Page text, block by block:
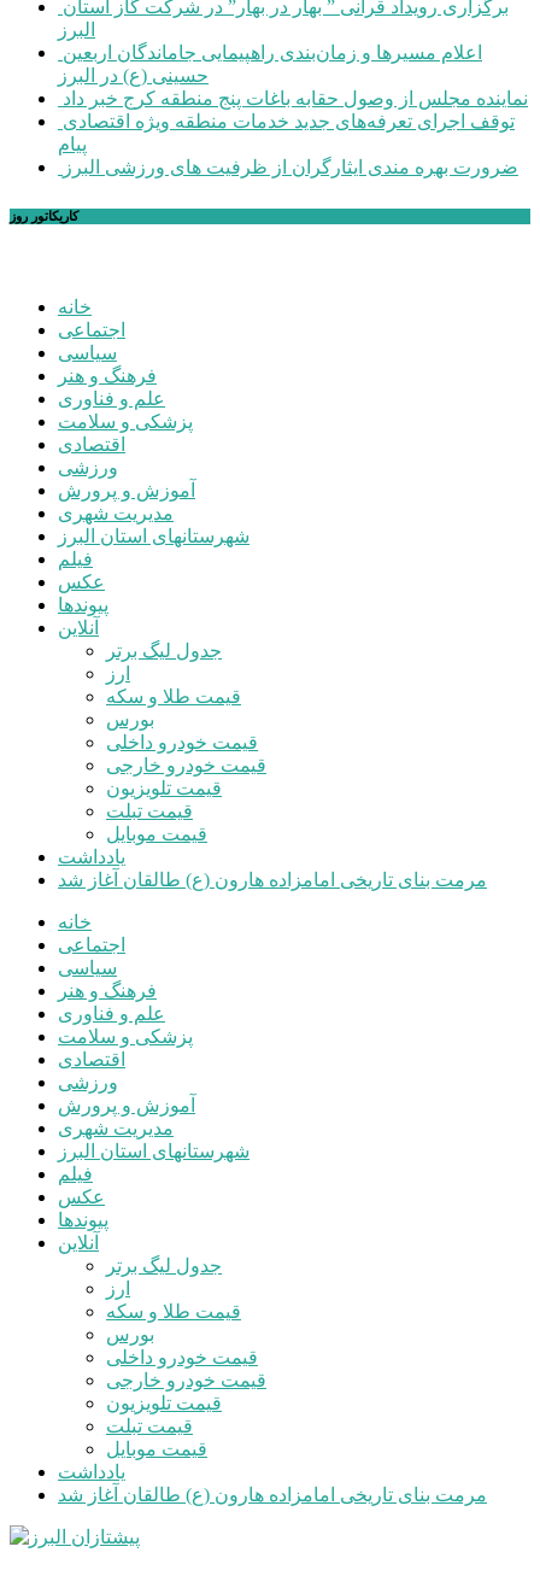
البرز
حسینی (ع) در البرز
نماینده مجلس از وصول حقابه باغات پنج منطقه کرج خبر داد
پیام
ضرورت بهره مندی ایثارگران از ظرفیت های ورزشی البرز
کاریکاتور روز
خانه
اجتماعی
سیاسی
فرهنگ و هنر
علم و فناوری
پزشکی و سلامت
اقتصادی
ورزشی
آموزش و پرورش
مدیریت شهری
شهرستانهای استان البرز
فیلم
عکس
پیوندها
آنلاین
جدول لیگ برتر
ارز
قیمت طلا و سکه
بورس
قیمت خودرو داخلی
قیمت خودرو خارجی
قیمت تلویزیون
قیمت تبلت
قیمت موبایل
یادداشت
مرمت بنای تاریخی امامزاده هارون (ع) طالقان آغاز شد
خانه
اجتماعی
سیاسی
فرهنگ و هنر
علم و فناوری
پزشکی و سلامت
اقتصادی
ورزشی
آموزش و پرورش
مدیریت شهری
شهرستانهای استان البرز
فیلم
عکس
پیوندها
آنلاین
جدول لیگ برتر
ارز
قیمت طلا و سکه
بورس
قیمت خودرو داخلی
قیمت خودرو خارجی
قیمت تلویزیون
قیمت تبلت
قیمت موبایل
یادداشت
مرمت بنای تاریخی امامزاده هارون (ع) طالقان آغاز شد